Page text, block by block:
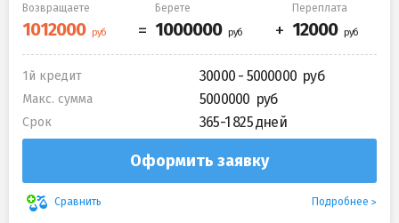
Возвращаете Берете Переплата
1й кредит 30000 - 5000000
Макс. сумма 5000000
Срок 365-1 825 дней
Оформить заявку
Сравнить Подробнее